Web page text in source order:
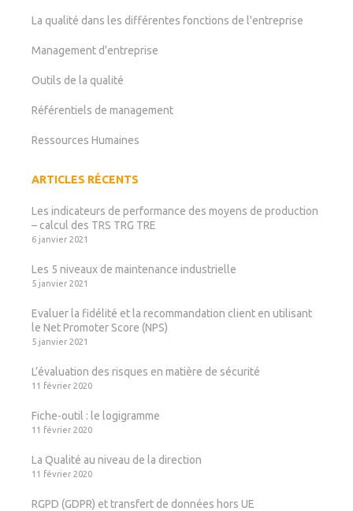
La qualité dans les différentes fonctions de l'entreprise
Management d'entreprise
Outils de la qualité
Référentiels de management
Ressources Humaines
ARTICLES RÉCENTS
Les indicateurs de performance des moyens de production
– calcul des TRS TRG TRE
6 janvier 2021
Les 5 niveaux de maintenance industrielle
5 janvier 2021
Evaluer la fidélité et la recommandation client en utilisant
le Net Promoter Score (NPS)
5 janvier 2021
L’évaluation des risques en matière de sécurité
11 février 2020
Fiche-outil : le logigramme
11 février 2020
La Qualité au niveau de la direction
11 février 2020
RGPD (GDPR) et transfert de données hors UE